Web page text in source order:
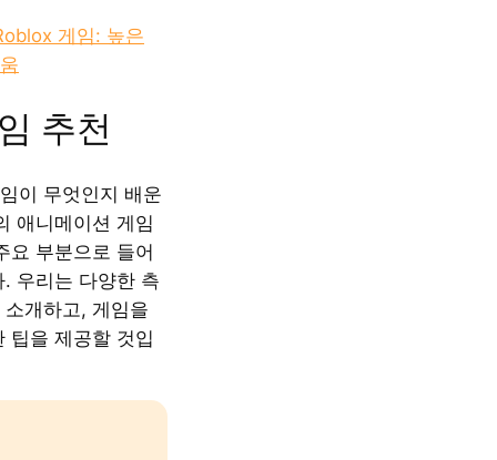
게임: 높은
추천
이 무엇인지 배운
애니메이션 게임
요 부분으로 들어
우리는 다양한 측
개하고, 게임을
팁을 제공할 것입